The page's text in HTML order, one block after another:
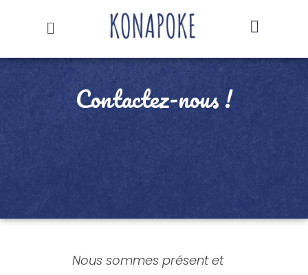
Contactez-nous !
Nous sommes présent et